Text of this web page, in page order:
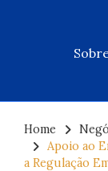
content
Home
Apoio ao
a Regulação